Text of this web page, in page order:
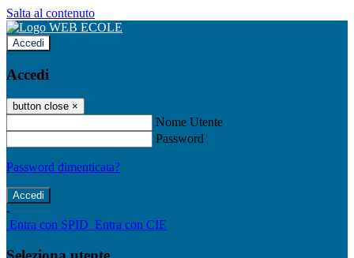
Salta al contenuto
Accedi
Accedi
button close ×
Nome Utente
Password
Password dimenticata?
-
Entra con SPID Entra con CIE